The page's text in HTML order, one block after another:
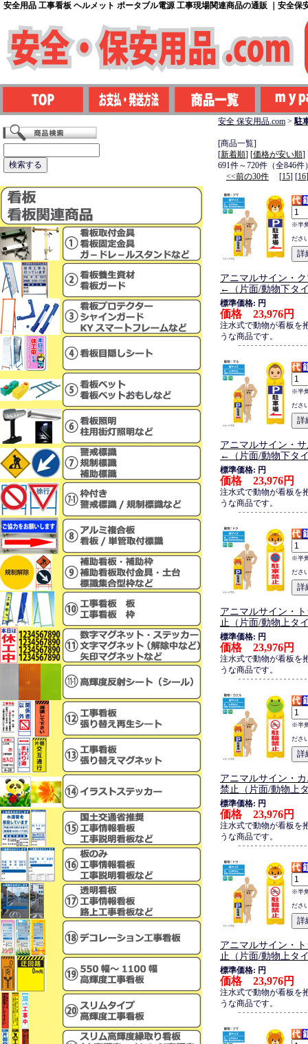
安全用品 工事看板 ヘルメット ポータブル電源 工事現場関連商品の通販 ｜安全保
安全 保安用品.com >駐
[商品一覧]
[新着順] [価格が安い順]
691件～720件（全846件
<<前の30件 [15] [16
※半
ださ
アニマルサイン・
←（片面/動物下タ
標準価格: 円
価格 23,976円
注水式で動物が看板を
うな商品です。
※半
ださ
アニマルサイン・
←（片面/動物下タ
標準価格: 円
価格 23,976円
注水式で動物が看板を
うな商品です。
※半
ださ
アニマルサイン・
止（片面/動物上タ
標準価格: 円
価格 23,976円
注水式で動物が看板を
うな商品です。
※半
ださ
アニマルサイン・
禁止（片面/動物上
標準価格: 円
価格 23,976円
注水式で動物が看板を
うな商品です。
※半
ださ
アニマルサイン・
止（片面/動物上タ
標準価格: 円
価格 23,976円
注水式で動物が看板を
うな商品です。